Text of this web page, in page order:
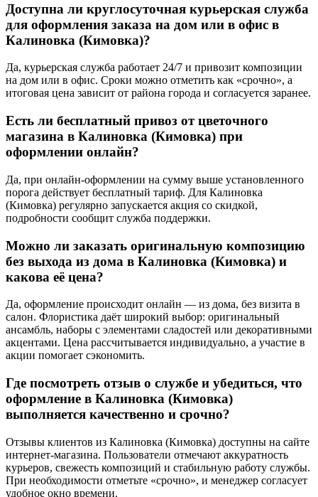
Доступна ли круглосуточная курьерская служба
для оформления заказа на дом или в офис в
Калиновка (Кимовка)?
Да, курьерская служба работает 24/7 и привозит композиции
на дом или в офис. Сроки можно отметить как «срочно», а
итоговая цена зависит от района города и согласуется заранее.
Есть ли бесплатный привоз от цветочного
магазина в Калиновка (Кимовка) при
оформлении онлайн?
Да, при онлайн-оформлении на сумму выше установленного
порога действует бесплатный тариф. Для Калиновка
(Кимовка) регулярно запускается акция со скидкой,
подробности сообщит служба поддержки.
Можно ли заказать оригинальную композицию
без выхода из дома в Калиновка (Кимовка) и
какова её цена?
Да, оформление происходит онлайн — из дома, без визита в
салон. Флористика даёт широкий выбор: оригинальный
ансамбль, наборы с элементами сладостей или декоративными
акцентами. Цена рассчитывается индивидуально, а участие в
акции помогает сэкономить.
Где посмотреть отзыв о службе и убедиться, что
оформление в Калиновка (Кимовка)
выполняется качественно и срочно?
Отзывы клиентов из Калиновка (Кимовка) доступны на сайте
интернет-магазина. Пользователи отмечают аккуратность
курьеров, свежесть композиций и стабильную работу службы.
При необходимости отметьте «срочно», и менеджер согласует
удобное окно времени.